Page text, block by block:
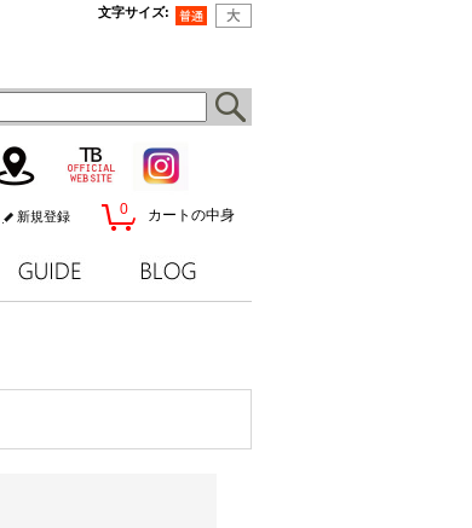
文字サイズ:
0 カートの中身
新規登録